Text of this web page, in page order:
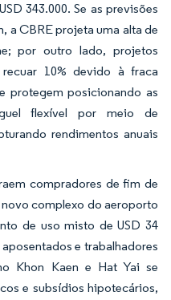
343.000. Se as previsões
a CBRE projeta uma alta de
por outro lado, projetos
10% devido à fraca
protegem posicionando as
flexível por meio de
rendimentos anuais
compradores de fim de
complexo do aeroporto
de uso misto de USD 34
e trabalhadores
Khon Kaen e Hat Yai se
e subsídios hipotecários,